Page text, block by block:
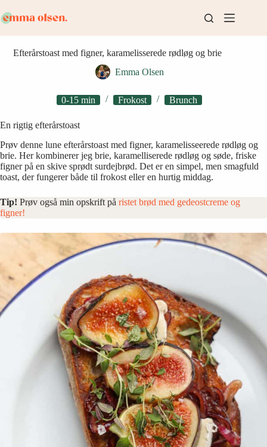
til
indhold
Efterårstoast med figner, karamelisserede rødløg og brie
Emma Olsen
0-15 min Frokost Brunch
En rigtig efterårstoast
Prøv denne lune efterårstoast med figner, karamelisseerede rødløg og
brie. Her kombinerer jeg brie, karamelliserede rødløg og søde, friske
figner på en skive sprødt surdejbrød. Det er en simpel, men smagfuld
toast, der fungerer både til frokost eller en hurtig middag.
Tip! Prøv også min opskrift på ristet brød med gedeostcreme og
figner!